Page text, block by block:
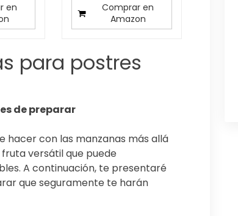
en
Comprar en
Amazon
para postres
de preparar
hacer con las manzanas más allá
versátil que puede
A continuación, te presentaré
que seguramente te harán